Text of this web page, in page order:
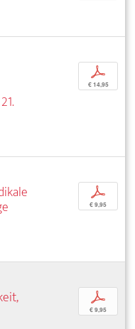
p
€ 14,95
p
€ 9,95
p
€ 9,95